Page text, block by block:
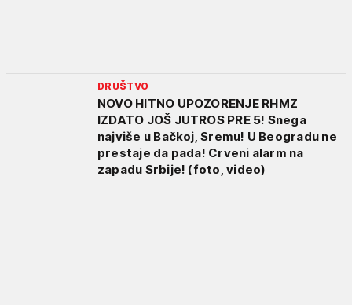
DRUŠTVO
NOVO HITNO UPOZORENJE RHMZ
IZDATO JOŠ JUTROS PRE 5! Snega
najviše u Bačkoj, Sremu! U Beogradu ne
prestaje da pada! Crveni alarm na
zapadu Srbije! (foto, video)